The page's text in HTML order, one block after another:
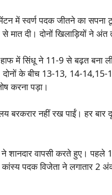
में स्वर्ण पदक जीतने का
दी। दोनों खिलाड़ियों ने अंत
में सिंधू ने 11-9 से बढ़त बना
के बीच 13-13, 14-
करना पड़ा।
नहीं रख पाईं। हर बार
वापसी करते हुए। पहले
कांस्य पदक विजेता ने लगातार